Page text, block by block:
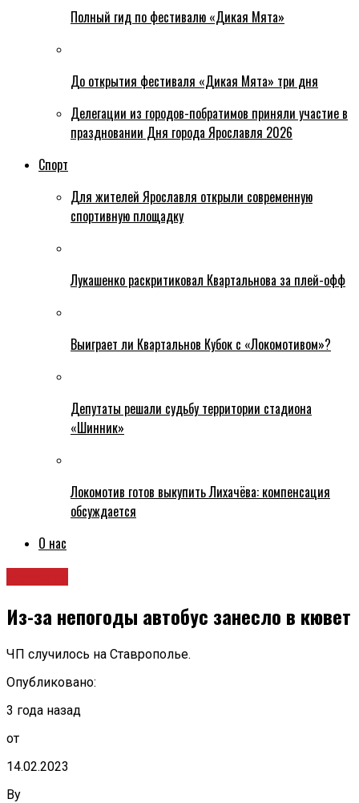
Полный гид по фестивалю «Дикая Мята»
До открытия фестиваля «Дикая Мята» три дня
Делегации из городов-побратимов приняли участие в
праздновании Дня города Ярославля 2026
Спорт
Для жителей Ярославля открыли современную
спортивную площадку
Лукашенко раскритиковал Квартальнова за плей-офф
Выиграет ли Квартальнов Кубок с «Локомотивом»?
Депутаты решали судьбу территории стадиона
«Шинник»
Локомотив готов выкупить Лихачёва: компенсация
обсуждается
О нас
Из-за непогоды автобус занесло в кювет
ЧП случилось на Ставрополье.
Опубликовано:
3 года назад
от
14.02.2023
By